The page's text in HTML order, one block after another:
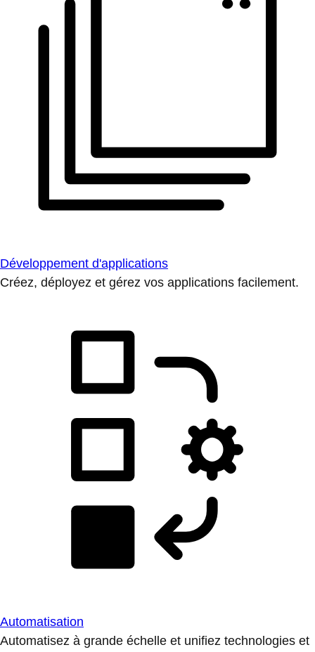
Développement d'applications
Créez, déployez et gérez vos applications facilement.
Automatisation
Automatisez à grande échelle et unifiez technologies et